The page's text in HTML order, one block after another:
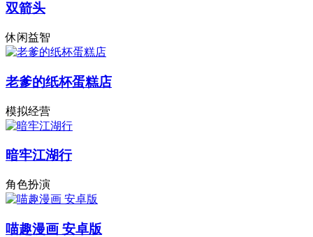
双箭头
休闲益智
老爹的纸杯蛋糕店
模拟经营
暗牢江湖行
角色扮演
喵趣漫画 安卓版